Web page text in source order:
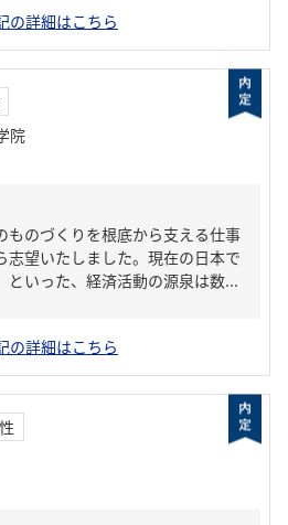
の詳細はこちら
院
ものづくりを根底から支える仕事
志望いたしました。現在の日本で
いった、経済活動の源泉は数...
の詳細はこちら